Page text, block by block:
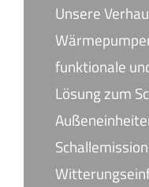
Unsere
funktionale
Lösung zum